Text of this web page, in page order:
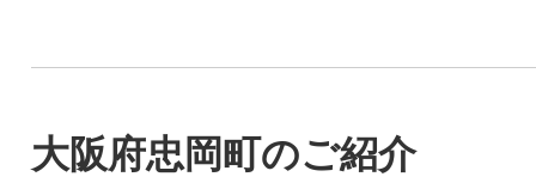
大阪府忠岡町のご紹介